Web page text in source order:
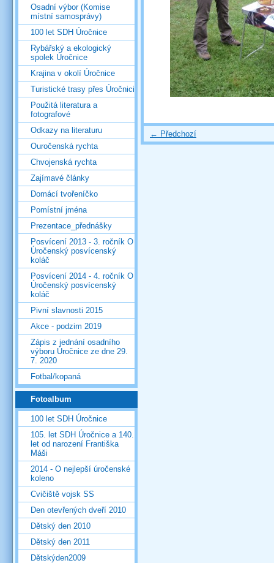
← Předchozí
Osadní výbor (Komise
místní samosprávy)
100 let SDH Úročnice
Rybářský a ekologický
spolek Úročnice
Krajina v okolí Úročnice
Turistické trasy přes Úročnici
Použitá literatura a
fotografové
Odkazy na literaturu
Ouročenská rychta
Chvojenská rychta
Zajímavé články
Domácí tvořeníčko
Pomístní jména
Prezentace_přednášky
Posvícení 2013 - 3. ročník O
Úročenský posvícenský
koláč
Posvícení 2014 - 4. ročník O
Úročenský posvícenský
koláč
Pivní slavnosti 2015
Akce - podzim 2019
Zápis z jednání osadního
výboru Úročnice ze dne 29.
7. 2020
Fotbal/kopaná
Fotoalbum
100 let SDH Úročnice
105. let SDH Úročnice a 140.
let od narození Františka
Máši
2014 - O nejlepší úročenské
koleno
Cvičiště vojsk SS
Den otevřených dveří 2010
Dětský den 2010
Dětský den 2011
Dětskýden2009